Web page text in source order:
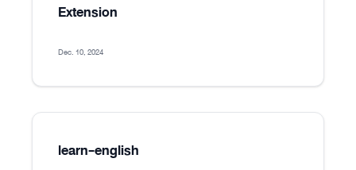
Extension
Dec. 10, 2024
learn-english